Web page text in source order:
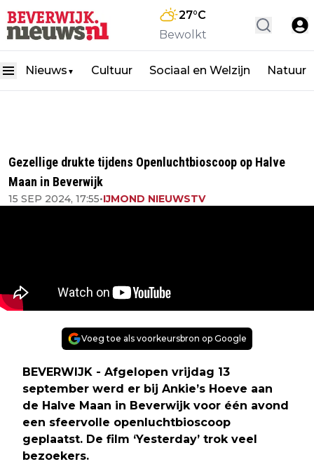
27°C
Bewolkt
Nieuws ▼ Cultuur Sociaal en Welzijn Natuur
Gezellige drukte tijdens Openluchtbioscoop op Halve
Maan in Beverwijk
15 SEP 2024, 17:55•IJMOND NIEUWSTV
Voeg toe als voorkeursbron op Google
BEVERWIJK - Afgelopen vrijdag 13
september werd er bij Ankie’s Hoeve aan
de Halve Maan in Beverwijk voor één avond
een sfeervolle openluchtbioscoop
geplaatst. De film ‘Yesterday’ trok veel
bezoekers.